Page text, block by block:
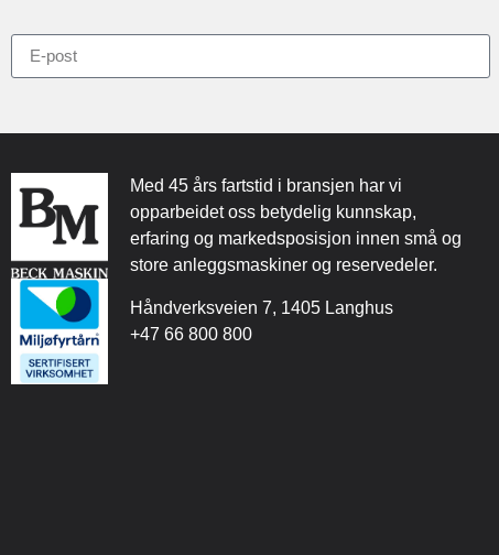
Med 45 års fartstid i bransjen har vi
opparbeidet oss betydelig kunnskap,
erfaring og markedsposisjon innen små og
store anleggsmaskiner og reservedeler.
Håndverksveien 7, 1405 Langhus
+47 66 800 800